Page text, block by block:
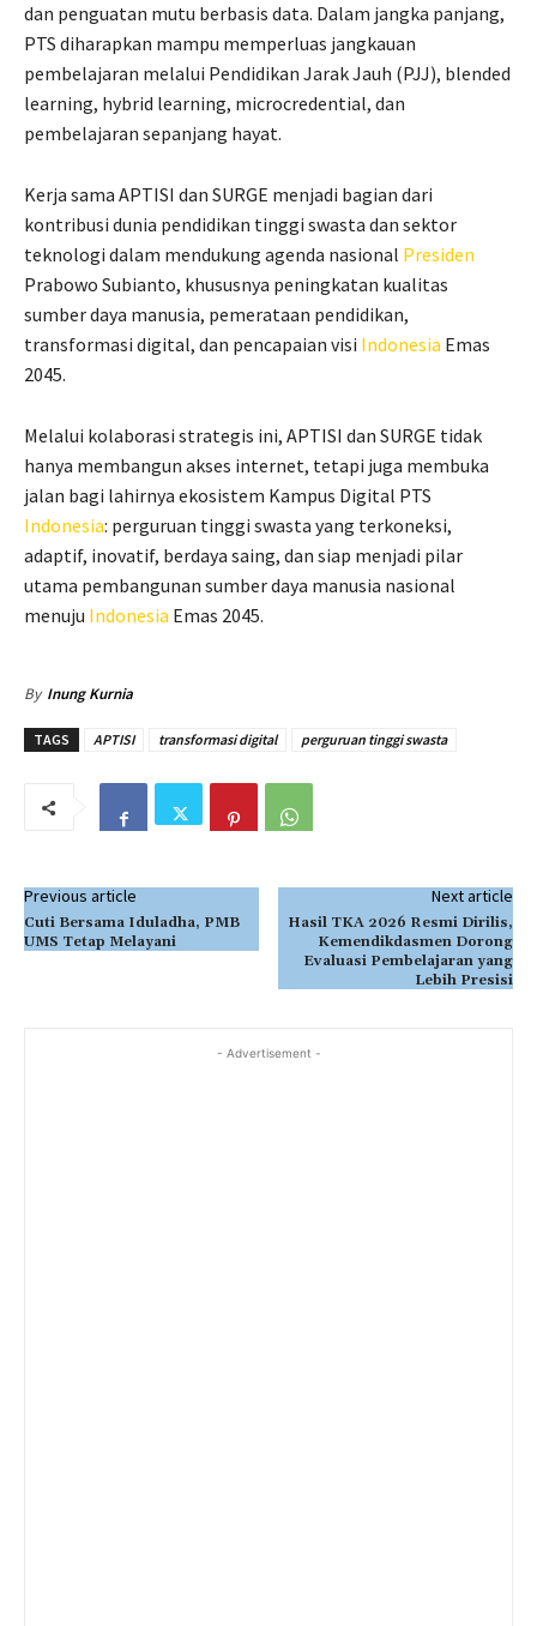
dan penguatan mutu berbasis data. Dalam jangka panjang,
PTS diharapkan mampu memperluas jangkauan
pembelajaran melalui Pendidikan Jarak Jauh (PJJ), blended
learning, hybrid learning, microcredential, dan
pembelajaran sepanjang hayat.
Kerja sama APTISI dan SURGE menjadi bagian dari
kontribusi dunia pendidikan tinggi swasta dan sektor
teknologi dalam mendukung agenda nasional Presiden
Prabowo Subianto, khususnya peningkatan kualitas
sumber daya manusia, pemerataan pendidikan,
transformasi digital, dan pencapaian visi Indonesia Emas
2045.
Melalui kolaborasi strategis ini, APTISI dan SURGE tidak
hanya membangun akses internet, tetapi juga membuka
jalan bagi lahirnya ekosistem Kampus Digital PTS
Indonesia: perguruan tinggi swasta yang terkoneksi,
adaptif, inovatif, berdaya saing, dan siap menjadi pilar
utama pembangunan sumber daya manusia nasional
menuju Indonesia Emas 2045.
By Inung Kurnia
TAGS APTISI transformasi digital perguruan tinggi swasta
Previous article
Cuti Bersama Iduladha, PMB
UMS Tetap Melayani
Next article
Hasil TKA 2026 Resmi Dirilis,
Kemendikdasmen Dorong
Evaluasi Pembelajaran yang
Lebih Presisi
- Advertisement -